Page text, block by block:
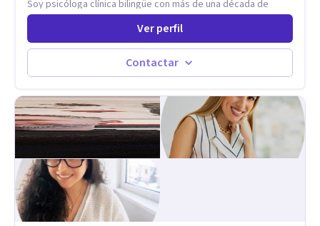
Soy psicóloga clínica bilingüe con más de una década de
experiencia. He dictado conferencias, escrito artículos y
ejercido como profesora universitaria. Un dato curioso: he
vivido en varios países y conozco de primera mano lo que
significa ser migrante, adaptarse a los cambios y empezar de
nuevo.
Ver perfil
Contactar